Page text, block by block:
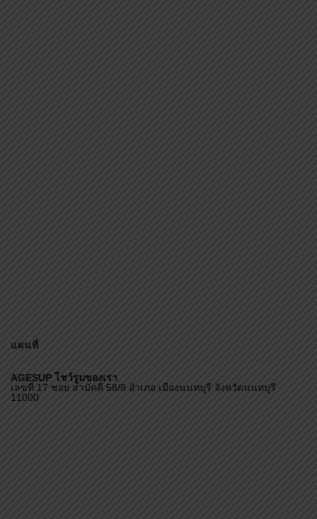
แผนที่
AGESUP โชว์รูมของเรา
เลขที่ 17 ซอย สามัคคี 58/8 อำเภอ เมืองนนทบุรี จังหวัดนนทบุรี
11000